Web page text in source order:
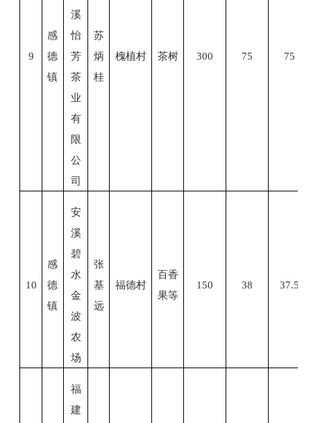
9
感
德
镇
溪
怡
芳
茶
业
有
限
公
司
苏
炳
桂
槐植村 茶树 300 75 75
10
感
德
镇
安
溪
碧
水
金
波
农
场
张
基
远
福德村
百香
果等
150 38 37.5
福
建